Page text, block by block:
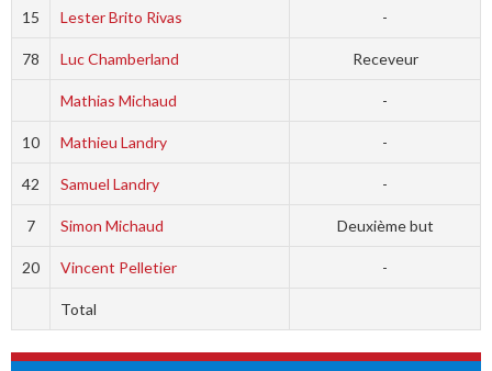
15 Lester Brito Rivas -
78 Luc Chamberland Receveur
Mathias Michaud -
10 Mathieu Landry -
42 Samuel Landry -
7 Simon Michaud Deuxième but
20 Vincent Pelletier -
Total